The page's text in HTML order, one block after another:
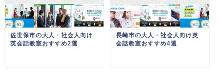
佐世保市の大人・社会人向け
英会話教室おすすめ2選
長崎市の大人・社会人向け英
会話教室おすすめ4選